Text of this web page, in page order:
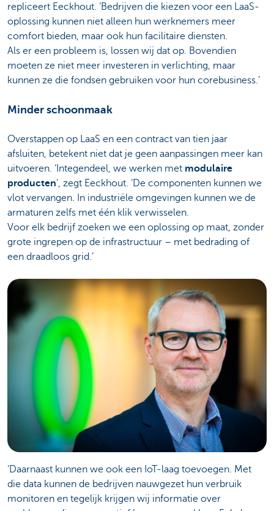
repliceert Eeckhout. ‘Bedrijven die kiezen voor een LaaS-
oplossing kunnen niet alleen hun werknemers meer
comfort bieden, maar ook hun facilitaire diensten.
Als er een probleem is, lossen wij dat op. Bovendien
moeten ze niet meer investeren in verlichting, maar
kunnen ze die fondsen gebruiken voor hun corebusiness.’
Minder schoonmaak
Overstappen op LaaS en een contract van tien jaar
afsluiten, betekent niet dat je geen aanpassingen meer kan
uitvoeren. ‘Integendeel, we werken met modulaire
producten’, zegt Eeckhout. ‘De componenten kunnen we
vlot vervangen. In industriële omgevingen kunnen we de
armaturen zelfs met één klik verwisselen.
Voor elk bedrijf zoeken we een oplossing op maat, zonder
grote ingrepen op de infrastructuur – met bedrading of
een draadloos grid.’
‘Daarnaast kunnen we ook een IoT-laag toevoegen. Met
die data kunnen de bedrijven nauwgezet hun verbruik
monitoren en tegelijk krijgen wij informatie over